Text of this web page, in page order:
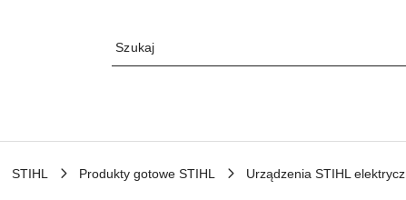
STIHL Produkty gotowe STIHL Urządzenia STIHL